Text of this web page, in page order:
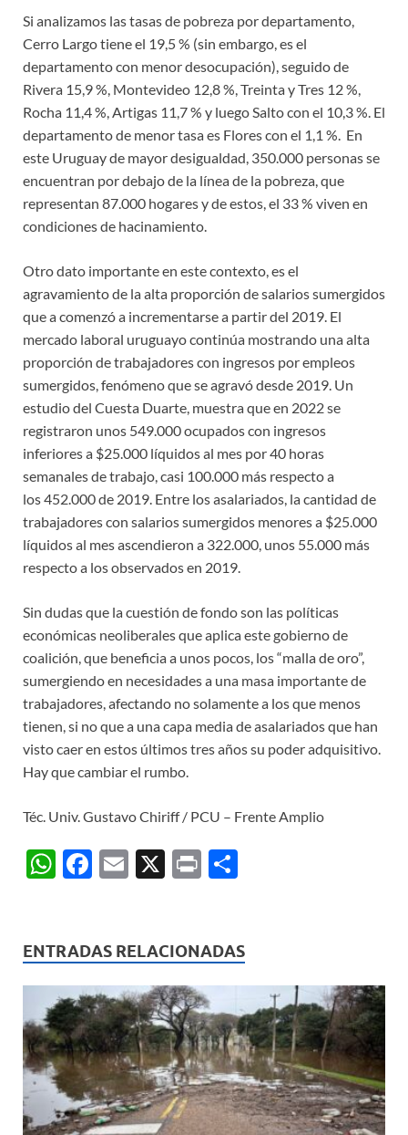
Si analizamos las tasas de pobreza por departamento,
Cerro Largo tiene el 19,5 % (sin embargo, es el
departamento con menor desocupación), seguido de
Rivera 15,9 %, Montevideo 12,8 %, Treinta y Tres 12 %,
Rocha 11,4 %, Artigas 11,7 % y luego Salto con el 10,3 %. El
departamento de menor tasa es Flores con el 1,1 %. En
este Uruguay de mayor desigualdad, 350.000 personas se
encuentran por debajo de la línea de la pobreza, que
representan 87.000 hogares y de estos, el 33 % viven en
condiciones de hacinamiento.
Otro dato importante en este contexto, es el
agravamiento de la alta proporción de salarios sumergidos
que a comenzó a incrementarse a partir del 2019. El
mercado laboral uruguayo continúa mostrando una alta
proporción de trabajadores con ingresos por empleos
sumergidos, fenómeno que se agravó desde 2019. Un
estudio del Cuesta Duarte, muestra que en 2022 se
registraron unos 549.000 ocupados con ingresos
inferiores a $25.000 líquidos al mes por 40 horas
semanales de trabajo, casi 100.000 más respecto a
los 452.000 de 2019. Entre los asalariados, la cantidad de
trabajadores con salarios sumergidos menores a $25.000
líquidos al mes ascendieron a 322.000, unos 55.000 más
respecto a los observados en 2019.
Sin dudas que la cuestión de fondo son las políticas
económicas neoliberales que aplica este gobierno de
coalición, que beneficia a unos pocos, los “malla de oro”,
sumergiendo en necesidades a una masa importante de
trabajadores, afectando no solamente a los que menos
tienen, si no que a una capa media de asalariados que han
visto caer en estos últimos tres años su poder adquisitivo.
Hay que cambiar el rumbo.
Téc. Univ. Gustavo Chiriff / PCU – Frente Amplio
W
s
A
p
p
F
b
o
o
k
E
X
P
p
ar
ti
r
ENTRADAS RELACIONADAS